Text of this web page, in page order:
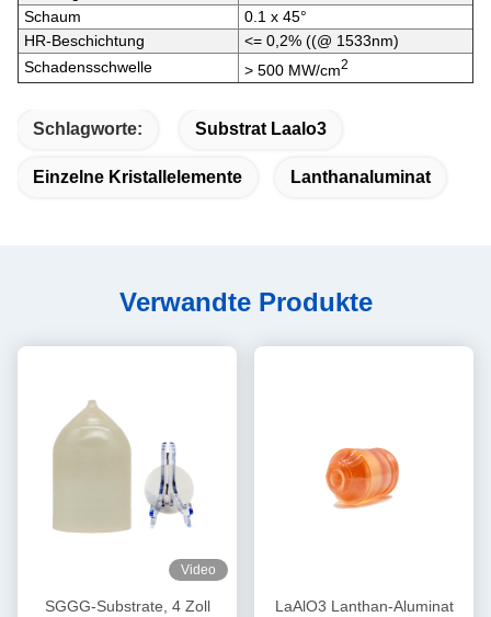
Schaum
0.1 x 45°
HR-Beschichtung
<= 0,2% ((@ 1533nm)
Schadensschwelle
> 500 MW/cm2
Schlagworte: Substrat Laalo3
Einzelne Kristallelemente Lanthanaluminat
Verwandte Produkte
Video
SGGG-Substrate, 4 Zoll
LaAlO3 Lanthan-Aluminat